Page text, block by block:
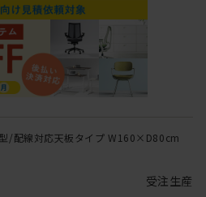
/配線対応天板タイプ W160×D80cm
受注生産